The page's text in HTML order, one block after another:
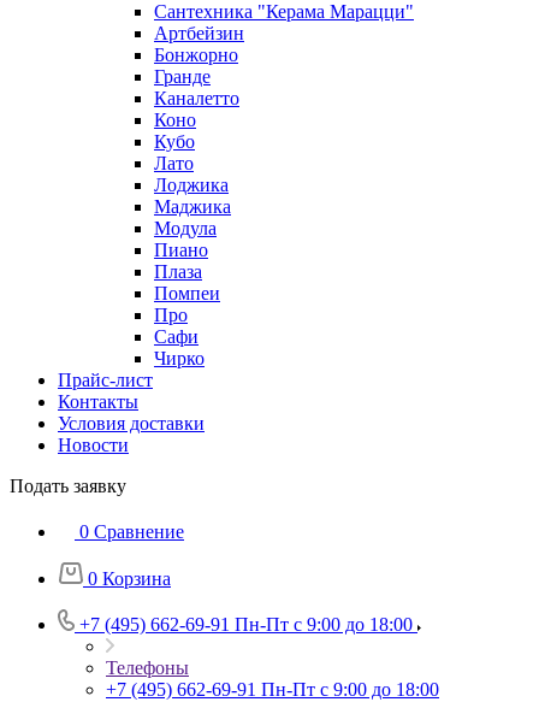
Сантехника "Керама Марацци"
Артбейзин
Бонжорно
Гранде
Каналетто
Коно
Кубо
Лато
Лоджика
Маджика
Модула
Пиано
Плаза
Помпеи
Про
Сафи
Чирко
Прайс-лист
Контакты
Условия доставки
Новости
Подать заявку
0 Сравнение
0 Корзина
+7 (495) 662-69-91 Пн-Пт c 9:00 до 18:00
Телефоны
+7 (495) 662-69-91 Пн-Пт c 9:00 до 18:00